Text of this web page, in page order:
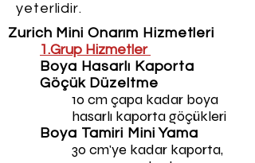
yeterlidir.
Zurich Mini Onarım Hizmetleri
1.Grup Hizmetler
Boya Hasarlı Kaporta
Göçük Düzeltme
10 cm çapa kadar boya
hasarlı kaporta göçükleri
Boya Tamiri Mini Yama
30 cm'ye kadar kaporta,